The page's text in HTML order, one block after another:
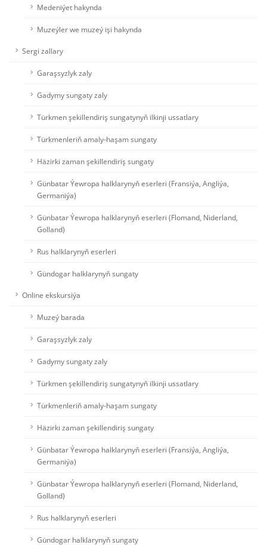
Medeniýet hakynda
Muzeýler we muzeý işi hakynda
Sergi zallary
Garaşsyzlyk zaly
Gadymy sungaty zaly
Türkmen şekillendiriş sungatynyň ilkinji ussatlary
Türkmenleriň amaly-haşam sungaty
Häzirki zaman şekillendiriş sungaty
Günbatar Ýewropa halklarynyň eserleri (Fransiýa, Angliýa,
Germaniýa)
Günbatar Ýewropa halklarynyň eserleri (Flomand, Niderland,
Golland)
Rus halklarynyň eserleri
Gündogar halklarynyň sungaty
Online ekskursiýa
Muzeý barada
Garaşsyzlyk zaly
Gadymy sungaty zaly
Türkmen şekillendiriş sungatynyň ilkinji ussatlary
Türkmenleriň amaly-haşam sungaty
Häzirki zaman şekillendiriş sungaty
Günbatar Ýewropa halklarynyň eserleri (Fransiýa, Angliýa,
Germaniýa)
Günbatar Ýewropa halklarynyň eserleri (Flomand, Niderland,
Golland)
Rus halklarynyň eserleri
Gündogar halklarynyň sungaty